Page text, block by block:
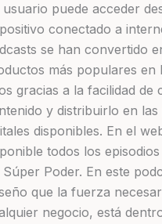
usuario puede acceder
conectado a
se han convertido
más populares en
gracias a la facilidad de
y distribuirlo en
disponibles. En el
todos los
Súper Poder. En este
que la fuerza
negocio, está